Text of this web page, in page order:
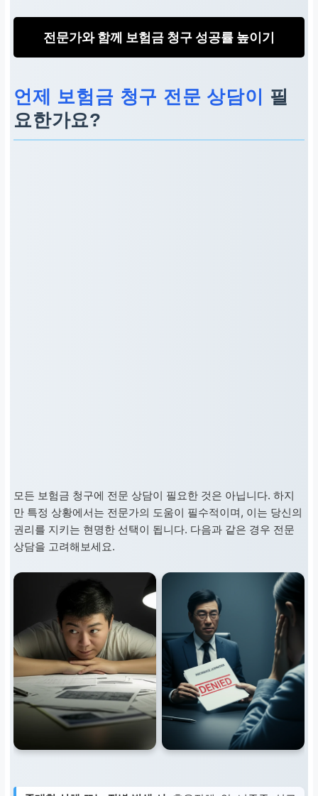
전문가와 함께 보험금 청구 성공률 높이기
언제 보험금 청구 전문 상담이
필
요한가요?
모든 보험금 청구에 전문 상담이 필요한 것은 아닙니다. 하지
만 특정 상황에서는 전문가의 도움이 필수적이며, 이는 당신의
권리를 지키는 현명한 선택이 됩니다. 다음과 같은 경우 전문
상담을 고려해보세요.